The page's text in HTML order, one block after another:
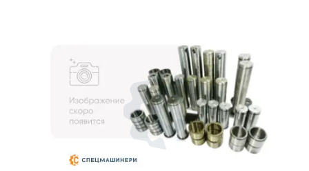
3D тур по производству
3D тур по складам
sksale@skdst.ru